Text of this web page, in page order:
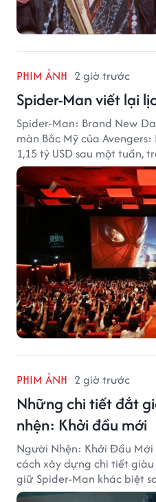
PHIM ẢNH 2 giờ trước
Spider-Man viết lại
Spider-Man: Brand New
màn Bắc Mỹ của
1,15 tỷ USD sau một tuần,
nhất năm 2026.
PHIM ẢNH 2 giờ trước
Những chi tiết đắt
nhện: Khởi đầu mới
Người Nhện: Khởi Đầu
cách xây dựng chi tiết
giữ Spider-Man khác biệt